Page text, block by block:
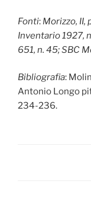
Fonti: Morizzo, II,
Inventario 1927,
651, n. 45; SBC
Bibliografia:
Antonio Longo
234-236.